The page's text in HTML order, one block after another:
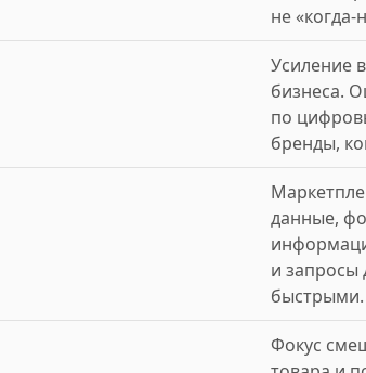
не
Усиление
бизнеса.
по
бренды,
данные,
и запросы
быстрыми.
Фокус